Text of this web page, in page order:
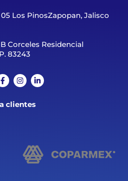
Los PinosZapopan, Jalisco
Corceles Residencial
83243
clientes